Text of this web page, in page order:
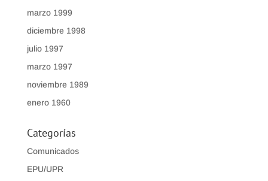
marzo 1999
diciembre 1998
julio 1997
marzo 1997
noviembre 1989
enero 1960
Categorías
Comunicados
EPU/UPR